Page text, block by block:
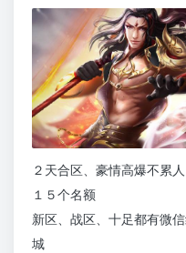
２天合区、豪情高爆不累
１５个名额
新区、战区、十足都有微
城